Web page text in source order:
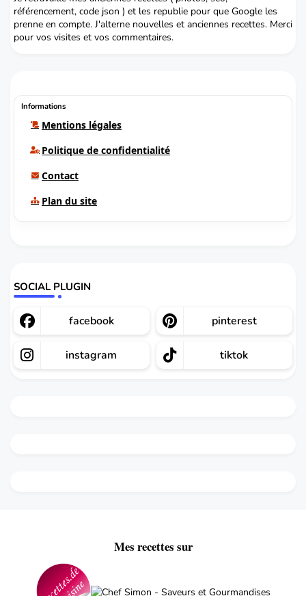
référencement, code json ) et les republie pour que Google les
prenne en compte. J'alterne nouvelles et anciennes recettes. Merci
pour vos visites et vos commentaires.
Informations
Mentions légales
Politique de confidentialité
Contact
Plan du site
SOCIAL PLUGIN
facebook pinterest
instagram tiktok
Mes recettes sur